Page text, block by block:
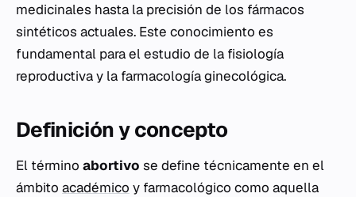
medicinales hasta la precisión de los fármacos
sintéticos actuales. Este conocimiento es
fundamental para el estudio de la fisiología
reproductiva y la farmacología ginecológica.
Definición y concepto
El término abortivo se define técnicamente en el
ámbito académico y farmacológico como aquella